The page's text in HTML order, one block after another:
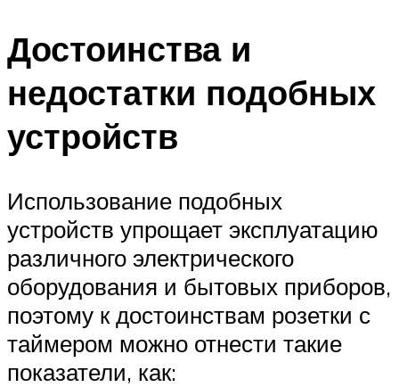
Достоинства и
недостатки подобных
устройств
Использование подобных
устройств упрощает эксплуатацию
различного электрического
оборудования и бытовых приборов,
поэтому к достоинствам розетки с
таймером можно отнести такие
показатели, как: